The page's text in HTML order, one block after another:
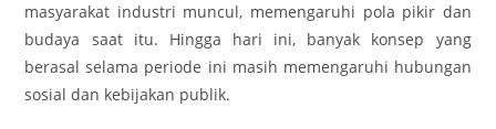
masyarakat industri muncul, memengaruhi pola pikir dan
budaya saat itu. Hingga hari ini, banyak konsep yang
berasal selama periode ini masih memengaruhi hubungan
sosial dan kebijakan publik.